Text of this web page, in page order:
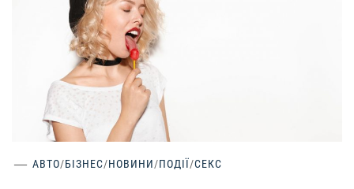
АВТО/БІЗНЕС/НОВИНИ/ПОДІЇ/СЕКС